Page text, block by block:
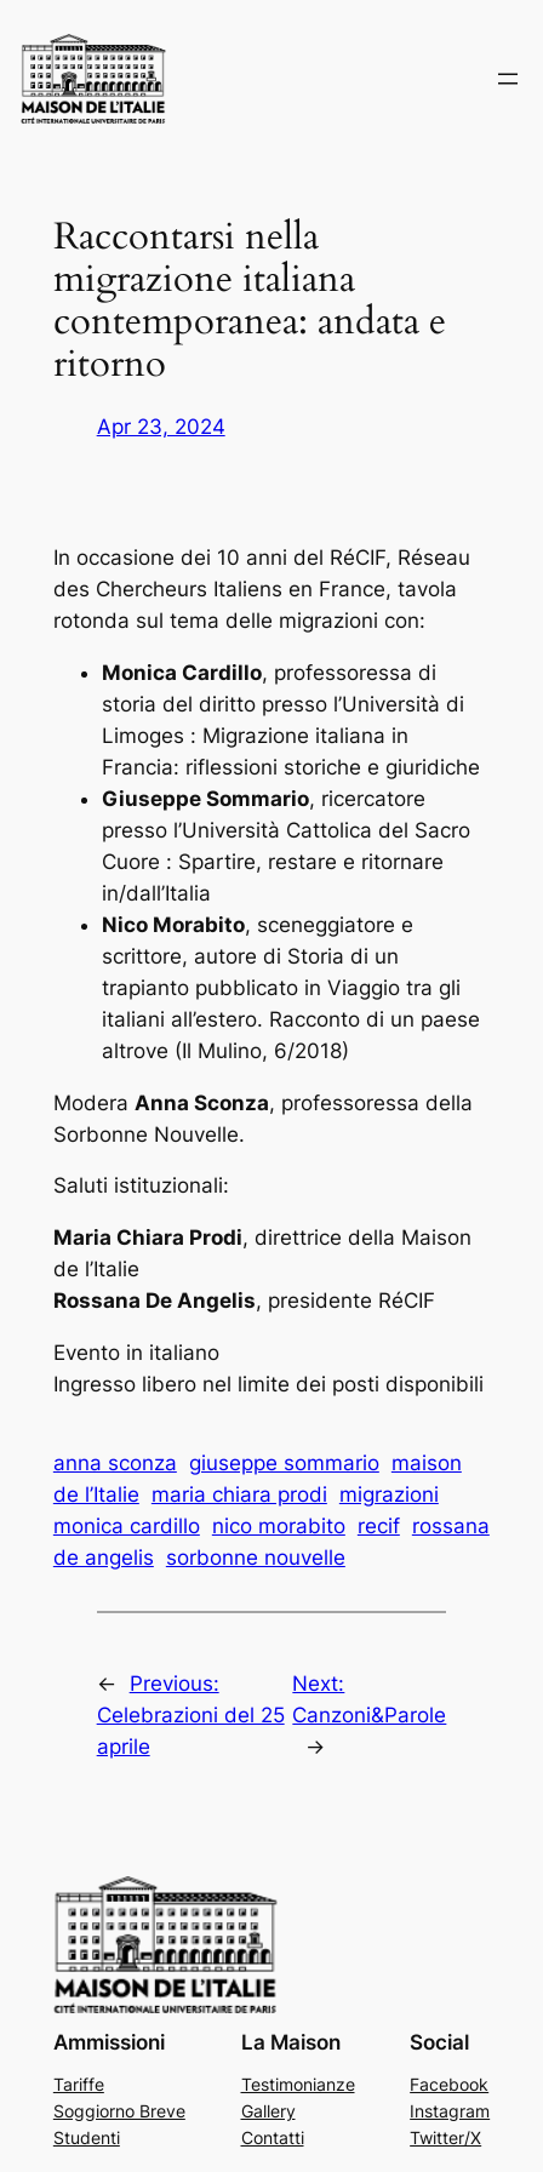
to
content
Raccontarsi nella
migrazione italiana
contemporanea: andata e
ritorno
Apr 23, 2024
In occasione dei 10 anni del RéCIF, Réseau
des Chercheurs Italiens en France, tavola
rotonda sul tema delle migrazioni con:
Monica Cardillo, professoressa di
storia del diritto presso l’Università di
Limoges : Migrazione italiana in
Francia: riflessioni storiche e giuridiche
Giuseppe Sommario, ricercatore
presso l’Università Cattolica del Sacro
Cuore : Spartire, restare e ritornare
in/dall’Italia
Nico Morabito, sceneggiatore e
scrittore, autore di Storia di un
trapiantopubblicato in Viaggio tra gli
italiani all’estero. Racconto di un paese
altrove (Il Mulino, 6/2018)
Modera Anna Sconza, professoressa della
Sorbonne Nouvelle.
Saluti istituzionali:
Maria Chiara Prodi, direttrice della Maison
de l’Italie
Rossana De Angelis, presidente RéCIF
Evento in italiano
Ingresso libero nel limite dei posti disponibili
anna sconza giuseppe sommario maison
de l’Italie maria chiara prodi migrazioni
monica cardillo nico morabito recif rossana
de angelis sorbonne nouvelle
←
Previous:
Celebrazioni del 25
aprile
Next:
Canzoni&Parole
→
Ammissioni
Tariffe
Soggiorno Breve
Studenti
La Maison
Testimonianze
Gallery
Contatti
Social
Facebook
Instagram
Twitter/X